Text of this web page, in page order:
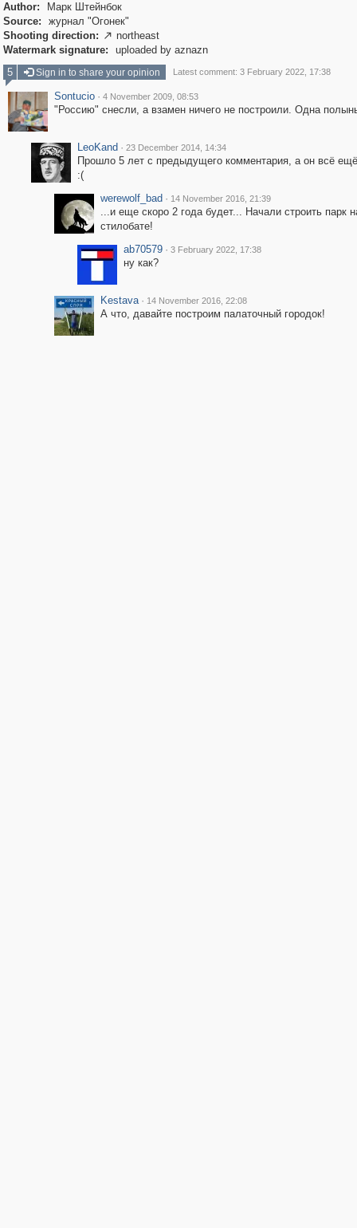
Author:
Марк Штейнбок
Source:
журнал "Огонек"
Shooting direction:  northeast
Watermark signature:
uploaded by aznazn
5
Sign in to share your opinion Latest comment: 3 February 2022, 17:38
Sontucio · 4 November 2009, 08:53
"Россию" снесли, а взамен ничего не построили. Одна
LeoKand · 23 December 2014, 14:34
Прошло 5 лет с предыдущего комментария, а он всё
:(
werewolf_bad · 14 November 2016, 21:39
...и еще скоро 2 года будет... Начали строить парк
стилобате!
ab70579 · 3 February 2022, 17:38
ну как?
Kestava · 14 November 2016, 22:08
А что, давайте построим палаточный городок!